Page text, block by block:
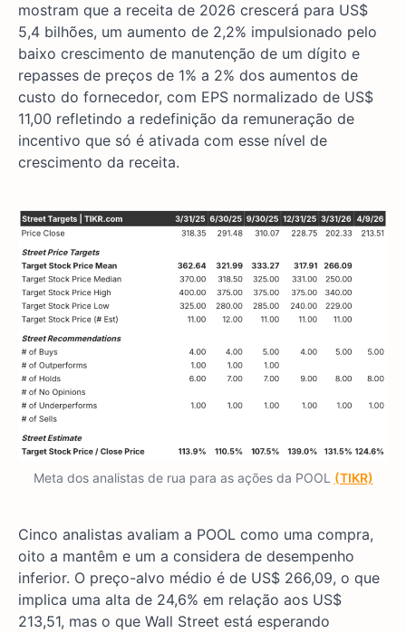
mostram que a receita de 2026 crescerá para US$
5,4 bilhões, um aumento de 2,2% impulsionado pelo
baixo crescimento de manutenção de um dígito e
repasses de preços de 1% a 2% dos aumentos de
custo do fornecedor, com EPS normalizado de US$
11,00 refletindo a redefinição da remuneração de
incentivo que só é ativada com esse nível de
crescimento da receita.
Meta dos analistas de rua para as ações da POOL (TIKR)
Cinco analistas avaliam a POOL como uma compra,
oito a mantêm e um a considera de desempenho
inferior. O preço-alvo médio é de US$ 266,09, o que
implica uma alta de 24,6% em relação aos US$
213,51, mas o que Wall Street está esperando